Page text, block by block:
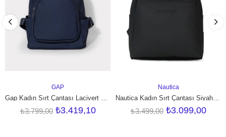
SEPETE EKLE
GAP
₺3.419,10
₺3.799,00
SEPETE EKLE
Nautica
₺3.099,00
₺3.499,00